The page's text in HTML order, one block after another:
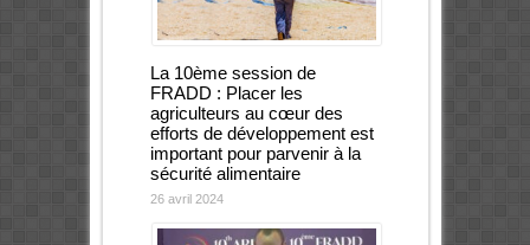
La 10ème session de
FRADD : Placer les
agriculteurs au cœur des
efforts de développement est
important pour parvenir à la
sécurité alimentaire
26 avril 2024